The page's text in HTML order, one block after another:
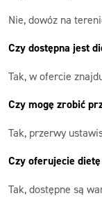
Nie, dowóz na
Czy dostępna jest
Tak, w ofercie
Czy mogę zrobić
Tak, przerwy
Czy oferujecie
Tak, dostępne są